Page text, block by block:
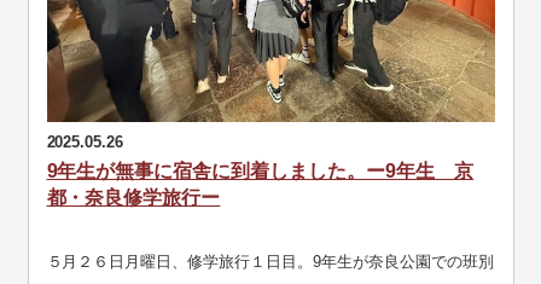
2025.05.26
9年生が無事に宿舎に到着しました。ー9年生 京
都・奈良修学旅行ー
５月２６日月曜日、修学旅行１日目。9年生が奈良公園での班別